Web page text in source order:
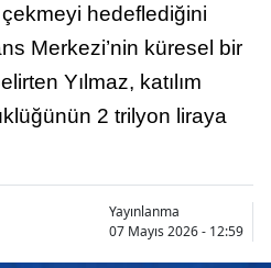
hedeflediğini
Merkezi’nin küresel bir
Yılmaz, katılım
2 trilyon liraya
Yayınlanma
07 Mayıs 2026 - 12:59